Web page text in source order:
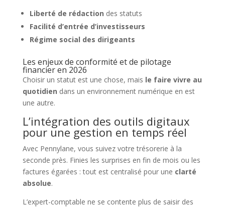
Liberté de rédaction des statuts
Facilité d’entrée d’investisseurs
Régime social des dirigeants
Les enjeux de conformité et de pilotage
financier en 2026
Choisir un statut est une chose, mais le faire vivre au
quotidien dans un environnement numérique en est
une autre.
L’intégration des outils digitaux
pour une gestion en temps réel
Avec Pennylane, vous suivez votre trésorerie à la
seconde près. Finies les surprises en fin de mois ou les
factures égarées : tout est centralisé pour une clarté
absolue.
L’expert-comptable ne se contente plus de saisir des